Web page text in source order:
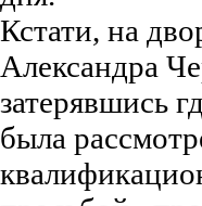
Кстати, на
Александра
затерявшись
была